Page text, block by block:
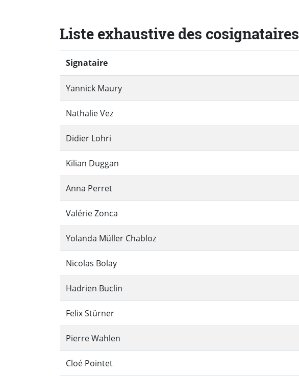
Liste exhaustive des cosignataires
Signataire
Yannick Maury
Nathalie Vez
Didier Lohri
Kilian Duggan
Anna Perret
Valérie Zonca
Yolanda Müller Chabloz
Nicolas Bolay
Hadrien Buclin
Felix Stürner
Pierre Wahlen
Cloé Pointet